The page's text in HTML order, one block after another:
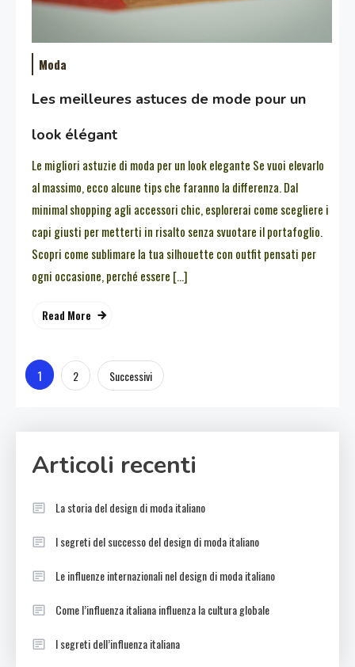
Moda
Les meilleures astuces de mode pour un
look élégant
Le migliori astuzie di moda per un look elegante Se vuoi elevarlo
al massimo, ecco alcune tips che faranno la differenza. Dal
minimal shopping agli accessori chic, esplorerai come scegliere i
capi giusti per metterti in risalto senza svuotare il portafoglio.
Scopri come sublimare la tua silhouette con outfit pensati per
ogni occasione, perché essere […]
Read More
Paginazione
articoli
1 2 Successivi
Articoli recenti
La storia del design di moda italiano
I segreti del successo del design di moda italiano
Le influenze internazionali nel design di moda italiano
Come l’influenza italiana influenza la cultura globale
I segreti dell’influenza italiana